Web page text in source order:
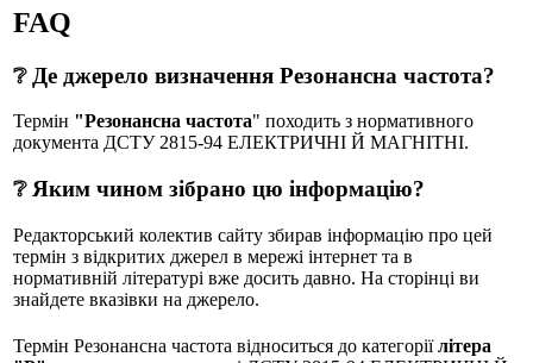
FAQ
❔ Де джерело визначення Резонансна частота?
Термін "Резонансна частота" походить з нормативного
документа ДСТУ 2815-94 ЕЛЕКТРИЧНІ Й МАГНІТНІ.
❔ Яким чином зібрано цю інформацію?
Редакторський колектив сайту збирав інформацію про цей
термін з відкритих джерел в мережі інтернет та в
нормативній літературі вже досить давно. На сторінці ви
знайдете вказівки на джерело.
Термін Резонансна частота відноситься до категоріїлітера